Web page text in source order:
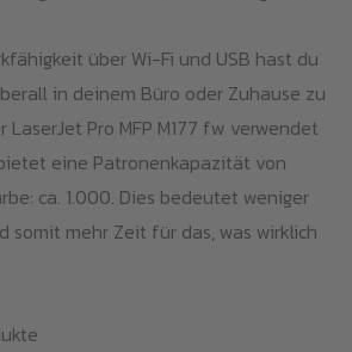
über Wi-Fi und USB hast du
in deinem Büro oder Zuhause zu
LaserJet Pro MFP M177 fw verwendet
eine Patronenkapazität von
ca. 1.000. Dies bedeutet weniger
somit mehr Zeit für das, was wirklich